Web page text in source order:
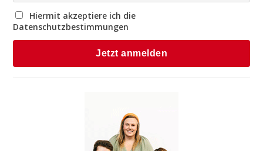
Hiermit akzeptiere ich die
Datenschutzbestimmungen